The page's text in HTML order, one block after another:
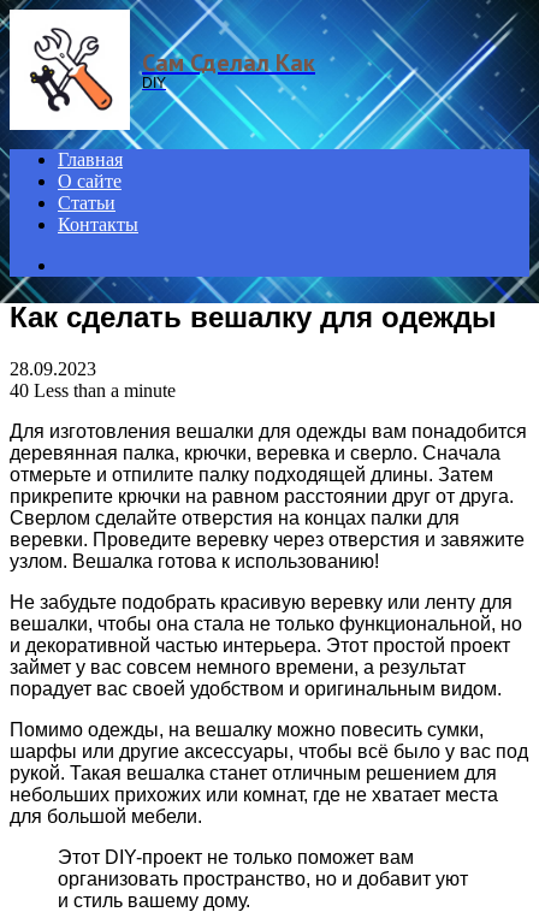
Menu
Сам Сделал Как
DIY
Главная
О сайте
Статьи
Контакты
Как сделать вешалку для одежды
28.09.2023
40 Less than a minute
Для изготовления вешалки для одежды вам понадобится
деревянная палка, крючки, веревка и сверло. Сначала
отмерьте и отпилите палку подходящей длины. Затем
прикрепите крючки на равном расстоянии друг от друга.
Сверлом сделайте отверстия на концах палки для
веревки. Проведите веревку через отверстия и завяжите
узлом. Вешалка готова к использованию!
Не забудьте подобрать красивую веревку или ленту для
вешалки, чтобы она стала не только функциональной, но
и декоративной частью интерьера. Этот простой проект
займет у вас совсем немного времени, а результат
порадует вас своей удобством и оригинальным видом.
Помимо одежды, на вешалку можно повесить сумки,
шарфы или другие аксессуары, чтобы всё было у вас под
рукой. Такая вешалка станет отличным решением для
небольших прихожих или комнат, где не хватает места
для большой мебели.
Этот DIY-проект не только поможет вам
организовать пространство, но и добавит уют
и стиль вашему дому.